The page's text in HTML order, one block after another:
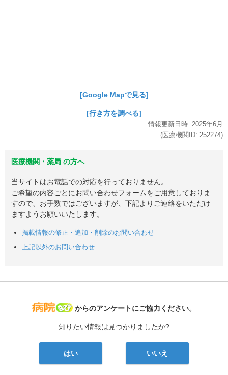
[Google Mapで見る]
[行き方を調べる]
情報更新日時: 2025年6月
(医療機関ID: 252274)
医療機関・薬局 の方へ
当サイトはお電話での対応を行っておりません。
ご希望の内容ごとにお問い合わせフォームをご用意しておりま
すので、お手数ではございますが、下記よりご連絡をいただけ
ますようお願いいたします。
掲載情報の修正・追加・削除のお問い合わせ
上記以外のお問い合わせ
病院なび
からのアンケートにご協力ください。
知りたい情報は見つかりましたか?
はい いいえ